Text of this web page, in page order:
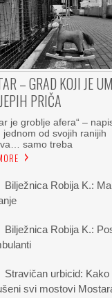
– GRAD KOJI JE
PRIČA
je groblje afera“ –
jednom od svojih ranijih
samo treba
Bilježnica Robija K.:
Bilježnica Robija K.:
Stravičan urbicid: Kako
svi mostovi